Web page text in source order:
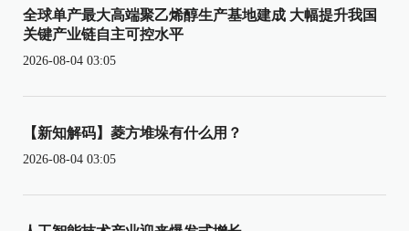
全球单产最大高端聚乙烯醇生产基地建成 大幅提升我国
关键产业链自主可控水平
2026-08-04 03:05
【新知解码】菱方堆垛有什么用？
2026-08-04 03:05